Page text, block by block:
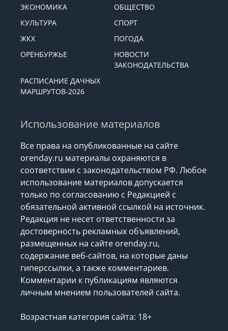
ЭКОНОМИКА
ОБЩЕСТВО
КУЛЬТУРА
СПОРТ
ЖКХ
ПОГОДА
ОРЕНБУРЖЬЕ
НОВОСТИ
ЗАКОНОДАТЕЛЬСТВА
РАСПИСАНИЕ ДАЧНЫХ
МАРШРУТОВ-2026
Использование материалов
Все права на опубликованные на сайте
orenday.ru материалы охраняются в
соответствии с законодательством РФ. Любое
использование материалов допускается
только по согласованию с Редакцией с
обязательной активной ссылкой на источник.
Редакция не несет ответственности за
достоверность рекламных объявлений,
размещенных на сайте orenday.ru,
содержание веб-сайтов, на которые даны
гиперссылки, а также комментариев.
Комментарии к публикациям являются
личным мнением пользователей сайта.
Возрастная категория сайта: 18+